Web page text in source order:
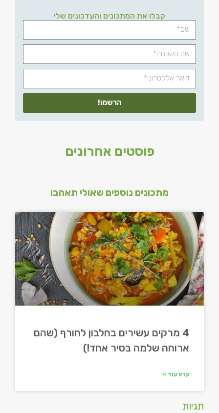
קבלו את המתכונים והעדכונים שלי
הרשמו!
פוסטים אחרונים
מתכונים נוספים שאולי תאהבו
4 מרקים עשירים בחלבון לחורף (שהם
ארוחה שלמה בסיר אחד!)
קרא עוד »
תגיות